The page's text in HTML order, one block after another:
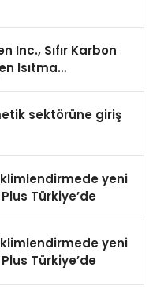
Inc., Sıfır Karbon
Isıtma
sektörüne giriş
iklimlendirmede yeni
Türkiye’de
iklimlendirmede yeni
Türkiye’de